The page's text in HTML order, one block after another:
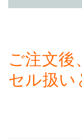
ご注文後
セル扱い